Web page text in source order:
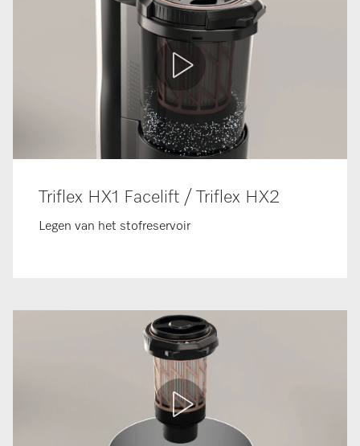
Triflex HX1 Facelift / Triflex HX2
Legen van het stofreservoir